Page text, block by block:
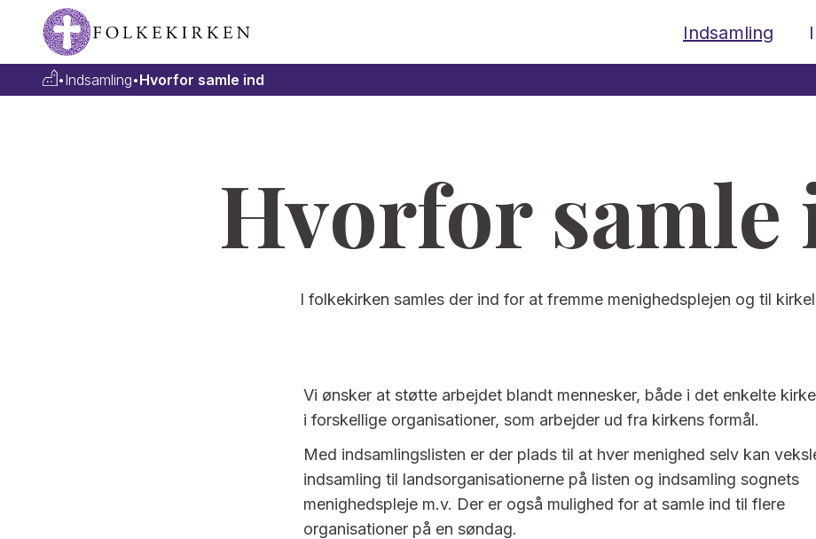
Indsamling
•Indsamling•Hvorfor samle ind
Hvorfor samle
I folkekirken samles der ind for at fremme menighedsplejen og til
Vi ønsker at støtte arbejdet blandt mennesker, både i det enkelte
i forskellige organisationer, som arbejder ud fra kirkens formål.
Med indsamlingslisten er der plads til at hver menighed selv kan
indsamling til landsorganisationerne på listen og indsamling sognets
menighedspleje m.v. Der er også mulighed for at samle ind til flere
organisationer på en søndag.